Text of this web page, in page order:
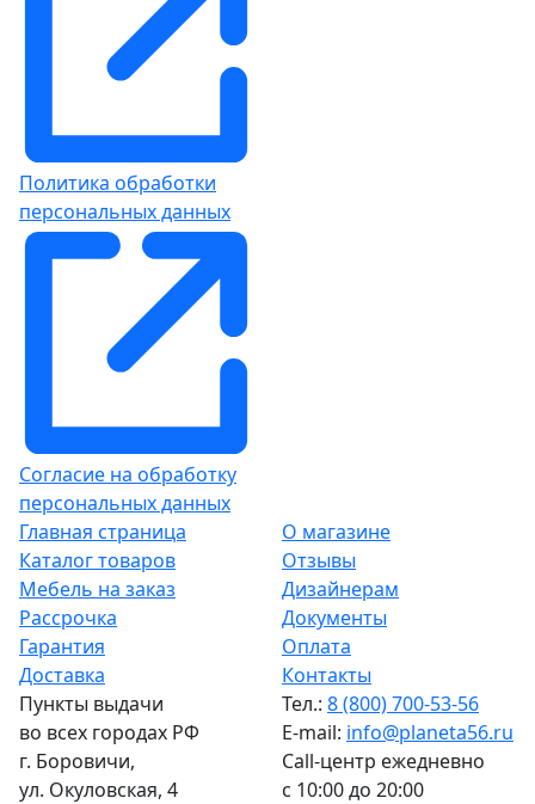
Политика обработки
персональных данных
Согласие на обработку
персональных данных
Главная страница
Каталог товаров
Мебель на заказ
Рассрочка
Гарантия
О магазине
Отзывы
Дизайнерам
Документы
Оплата
Доставка
Пункты выдачи
во всех городах РФ
г. Боровичи,
ул. Окуловская, 4
Контакты
Тел.: 8 (800) 700-53-56
E-mail: info@planeta56.ru
Call-центр ежедневно
с 10:00 до 20:00